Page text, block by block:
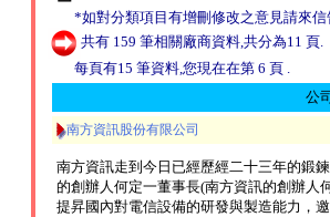
*如對分類項目有增刪修改之意見請來信
共有 159 筆相關廠商資料,共分為11 頁.
每頁有15 筆資料,您現在在第 6 頁 .
公
南方資訊股份有限公司
南方資訊走到今日已經歷經二十三年的鍛
的創辦人何定一董事長(南方資訊的創辦人
提昇國內對電信設備的研發與製造能力，